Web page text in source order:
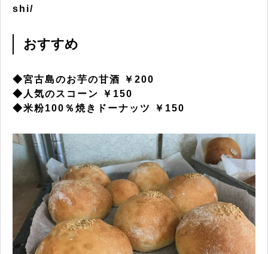
shi/
おすすめ
◆宮古島のお芋の甘酒 ￥200
◆人気のスコーン ￥150
◆米粉100％焼きドーナッツ ￥150